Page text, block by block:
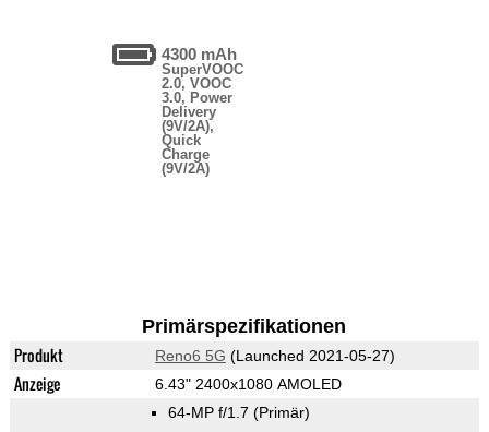
4300 mAh
SuperVOOC
2.0, VOOC
3.0, Power
Delivery
(9V/2A),
Quick
Charge
(9V/2A)
Primärspezifikationen
Produkt Reno6 5G (Launched 2021-05-27)
Anzeige 6.43" 2400x1080 AMOLED
64-MP f/1.7 (Primär)